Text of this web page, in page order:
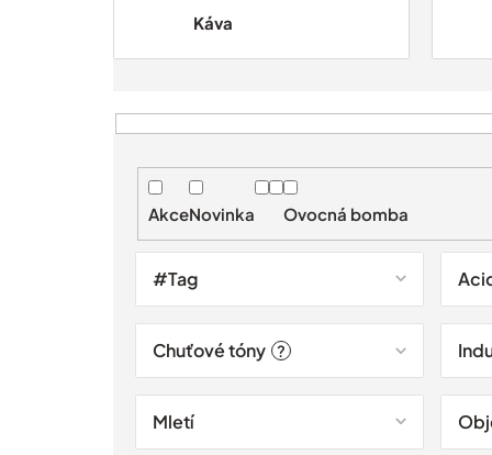
Káva
AkceNovinka Ovocná bomba
#Tag
Chuťové tóny ?
Mletí
V